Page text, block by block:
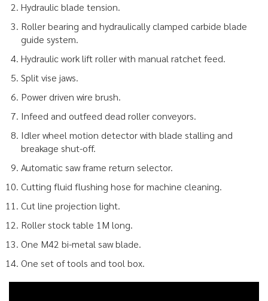
Hydraulic blade tension.
Roller bearing and hydraulically clamped carbide blade
guide system.
Hydraulic work lift roller with manual ratchet feed.
Split vise jaws.
Power driven wire brush.
Infeed and outfeed dead roller conveyors.
Idler wheel motion detector with blade stalling and
breakage shut-off.
Automatic saw frame return selector.
Cutting fluid flushing hose for machine cleaning.
Cut line projection light.
Roller stock table 1M long.
One M42 bi-metal saw blade.
One set of tools and tool box.